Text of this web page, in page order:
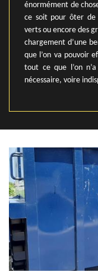
énormément de
ce soit pour ôter de
verts ou encore des
chargement d’une
que l’on va pouvoir
tout ce que l’on
nécessaire, voire